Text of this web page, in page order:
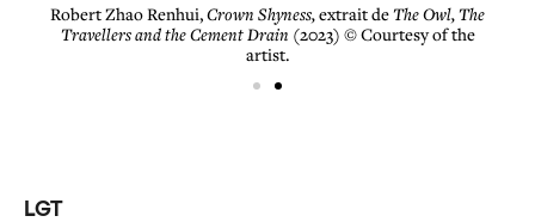
Robert Zhao Renhui,Crown Shyness, extrait deThe Owl, The
Travellers and the Cement Drain (2023) © Courtesy of the
artist.
LGT